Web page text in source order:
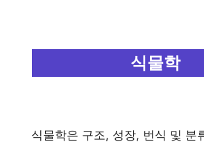
식물학
식물학은 구조, 성장, 번식 및 분